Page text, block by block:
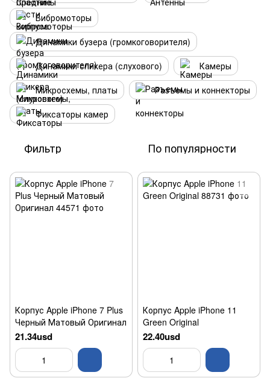
Вибромоторы
Динамики бузера (громкоговорителя)
Динамики спикера (слухового)
Камеры
Микросхемы, платы
Разъемы и коннекторы
Фиксаторы камер
Фильтр По популярности
Корпус Apple iPhone 7 Plus
Черный Матовый Оригинал
21.34usd
Корпус Apple iPhone 11
Green Original
22.40usd